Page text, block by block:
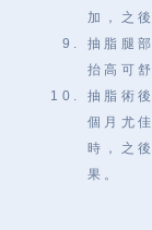
加，之
抽脂腿
抬高可
抽脂術
個月尤
時，之
果。